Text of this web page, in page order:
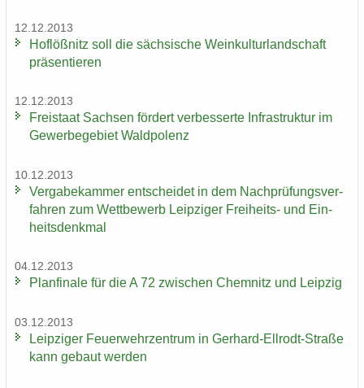
12.12.2013
Hof­löß­nitz soll die säch­si­sche Wein­kul­tur­land­schaft
prä­sen­tie­ren
12.12.2013
Frei­staat Sach­sen för­dert ver­bes­ser­te In­fra­struk­tur im
Ge­wer­be­ge­biet Wald­po­lenz
10.12.2013
Ver­ga­be­kam­mer ent­schei­det in dem Nach­prü­fungs­ver­
fah­ren zum Wett­be­werb Leip­zi­ger Freiheits-​ und Ein­
heits­denk­mal
04.12.2013
Plan­fi­na­le für die A 72 zwi­schen Chem­nitz und Leip­zig
03.12.2013
Leip­zi­ger Feu­er­wehr­zen­trum in Gerhard-​Ellrodt-Straße
kann ge­baut wer­den